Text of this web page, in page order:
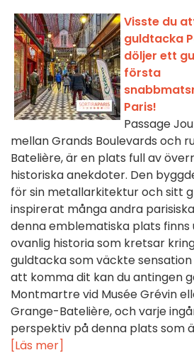
Visste du
guldtacka
döljer ett
första
Paris!
Passage
mellan Grands Boulevards och
Batelière, är en plats full av
historiska anekdoter. Den
för sin metallarkitektur och sitt
inspirerat många andra
denna emblematiska plats finns
ovanlig historia som kretsar
guldtacka som väckte
att komma dit kan du antingen
Montmartre vid Musée Grévin
Grange-Batelière, och varje
perspektiv på denna plats som
[Läs mer]